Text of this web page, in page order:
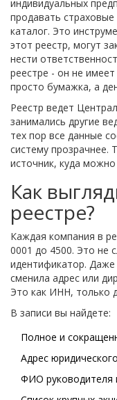
индивидуальных
продавать
каталог. Это
этот реестр, могут
нести
реестре - он не
просто бумажка, а
Реестр ведет
занимались другие
тех пор все данные
систему прозрачнее.
источник, куда
Как
реестре?
Каждая компания в
0001 до 4500. Это не
идентификатор. Даже
сменила адрес или
Это как ИНН, только
В записи вы найдете:
Полное и
Адрес
ФИО руководителя